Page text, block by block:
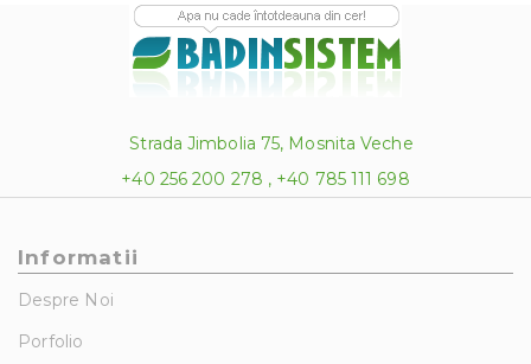
Strada Jimbolia 75, Mosnita Veche
+40 256 200 278 , +40 785 111 698
Informatii
Despre Noi
Porfolio